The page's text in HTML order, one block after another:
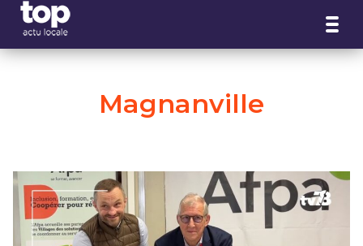
Magnanville
Panneau de gestion des cookies